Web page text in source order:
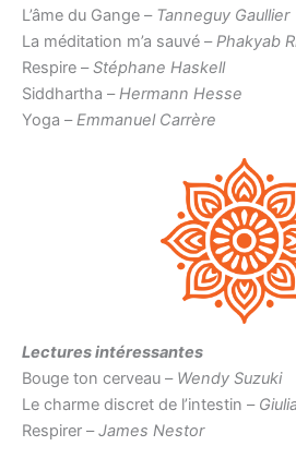
L’âme du Gange – Tanneguy Gaullier
La méditation m’a sauvé – Phakyab
Respire –Stéphane Haskell
Siddhartha – Hermann Hesse
Yoga – Emmanuel Carrère
Lectures intéressantes
Bouge ton cerveau – Wendy Suzuki
Le charme discret de l’intestin –
Respirer –James Nestor